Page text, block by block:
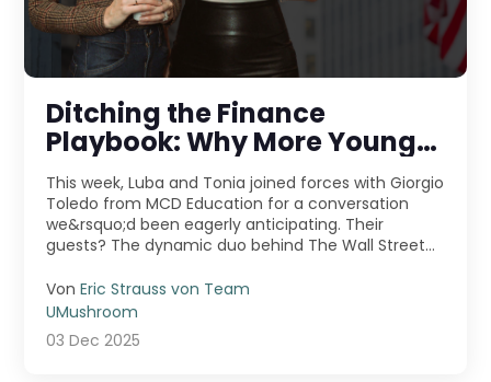
Ditching the Finance
Playbook: Why More Young
Pros Are Jumping Into
Entrepreneurship
This week, Luba and Tonia joined forces with Giorgio
Toledo from MCD Education for a conversation
we&rsquo;d been eagerly anticipating. Their
guests? The dynamic duo behind The Wall Street
VonEric Strauss von Team
UMushroom
03 Dec 2025